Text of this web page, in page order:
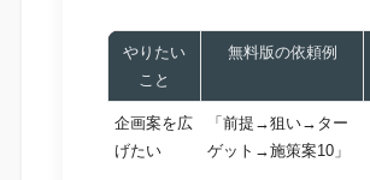
やりたい
こと
無料版の依頼例
企画案を広
げたい
「前提→狙い→ター
ゲット→施策案10」